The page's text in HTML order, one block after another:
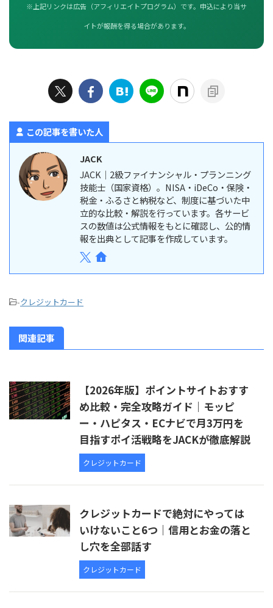
※上記リンクは広告（アフィリエイトプログラム）です。申込により当サ
イトが報酬を得る場合があります。
この記事を書いた人
JACK
JACK｜2級ファイナンシャル・プランニング
技能士（国家資格）。NISA・iDeCo・保険・
税金・ふるさと納税など、制度に基づいた中
立的な比較・解説を行っています。各サービ
スの数値は公式情報をもとに確認し、公的情
報を出典として記事を作成しています。
-クレジットカード
関連記事
【2026年版】ポイントサイトおすす
め比較・完全攻略ガイド｜モッピ
ー・ハピタス・ECナビで月3万円を
目指すポイ活戦略をJACKが徹底解説
クレジットカード
クレジットカードで絶対にやっては
いけないこと6つ｜信用とお金の落と
し穴を全部話す
クレジットカード